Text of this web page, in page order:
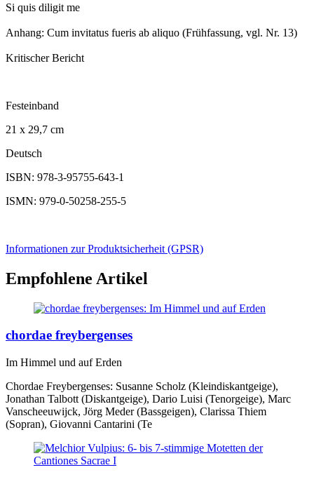
Si quis diligit me
Anhang: Cum invitatus fueris ab aliquo (Frühfassung, vgl. Nr. 13)
Kritischer Bericht
Festeinband
21 x 29,7 cm
Deutsch
ISBN: 978-3-95755-643-1
ISMN: 979-0-50258-255-5
Informationen zur Produktsicherheit (GPSR)
Empfohlene Artikel
chordae freybergenses
Im Himmel und auf Erden
Chordae Freybergenses: Susanne Scholz (Kleindiskantgeige),
Jonathan Talbott (Diskantgeige), Dario Luisi (Tenorgeige), Marc
Vanscheeuwijck, Jörg Meder (Bassgeigen), Clarissa Thiem
(Sopran), Giovanni Cantarini (Te